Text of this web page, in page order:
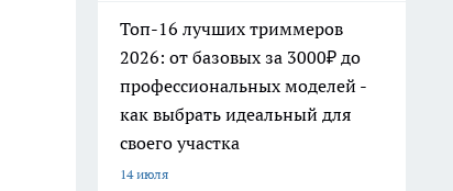
Топ-16 лучших триммеров
2026: от базовых за 3000₽ до
профессиональных моделей -
как выбрать идеальный для
своего участка
14 июля